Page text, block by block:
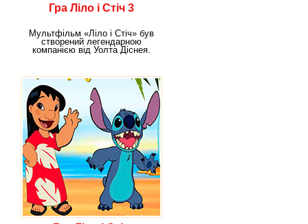
Гра Ліло і Стіч 3
Мультфільм «Ліло і Стіч» був
створений легендарною
компанією від Уолта Діснея.